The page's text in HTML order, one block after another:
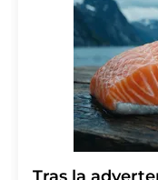
(Alemania) o por
revoke@lumitos.com.
electrónico se incluye
suscripción al boletín